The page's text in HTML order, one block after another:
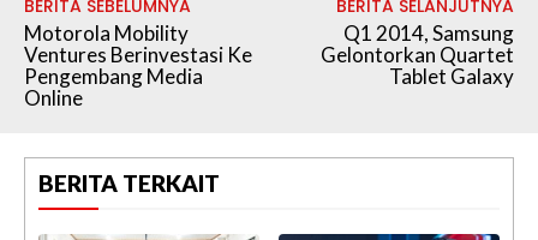
BERITA SEBELUMNYA
Motorola Mobility
Ventures Berinvestasi Ke
Pengembang Media
Online
BERITA SELANJUTNYA
Q1 2014, Samsung
Gelontorkan Quartet
Tablet Galaxy
BERITA TERKAIT